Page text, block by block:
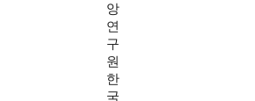
앙
연
구
원
한
국